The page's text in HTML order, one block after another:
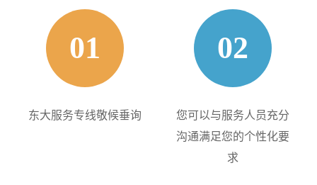
01
东大服务专线敬候垂询
02
您可以与服务人员充分
沟通满足您的个性化要
求